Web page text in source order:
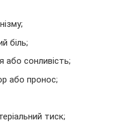
біль;
або сонливість;
або пронос;
тиск;